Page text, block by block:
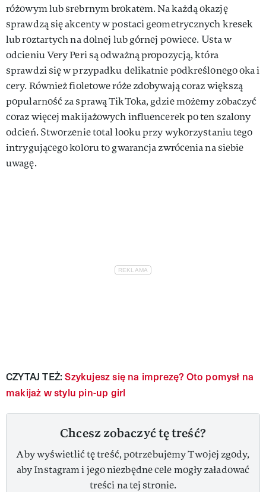
różowym lub srebrnym brokatem. Na każdą okazję
sprawdzą się akcenty w postaci geometrycznych kresek
lub roztartych na dolnej lub górnej powiece. Usta w
odcieniu Very Peri są odważną propozycją, która
sprawdzi się w przypadku delikatnie podkreślonego oka i
cery. Również fioletowe róże zdobywają coraz większą
popularność za sprawą TikToka, gdzie możemy zobaczyć
coraz więcej makijażowych influencerek po ten szalony
odcień. Stworzenie total looku przy wykorzystaniu tego
intrygującego koloru to gwarancja zwrócenia na siebie
uwagę.
CZYTAJ TEŻ:Szykujesz się na imprezę? Oto pomysł na
makijaż w stylu pin-up girl
Chcesz zobaczyć tę treść?
Aby wyświetlić tę treść, potrzebujemy Twojej zgody,
aby Instagram i jego niezbędne cele mogły załadować
treści na tej stronie.